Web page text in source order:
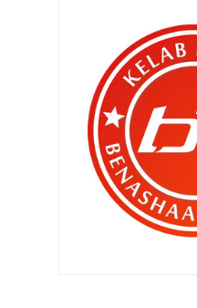
Jun 2015(89)
►Mei 2015
►
April 2015
►
Mac 2015
Februari
Gara-gara
mayung !
Suatu